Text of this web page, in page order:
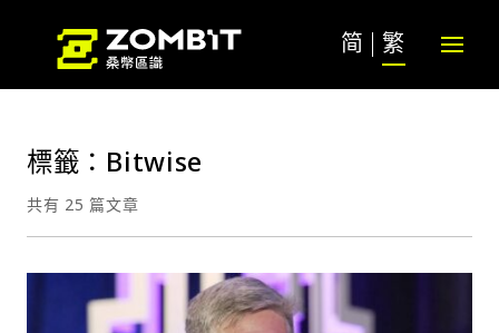
简 繁
標籤：Bitwise
共有 25 篇文章